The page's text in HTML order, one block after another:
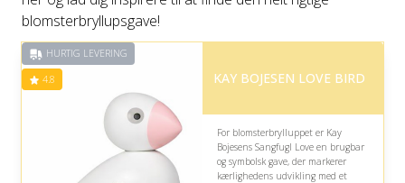
blomsterbryllupsgave!
HURTIG LEVERING
4.8 KAY BOJESEN LOVE BIRD
For blomsterbrylluppet er Kay
Bojesens Sangfugl Love en brugbar
og symbolsk gave, der markerer
kærlighedens udvikling med et